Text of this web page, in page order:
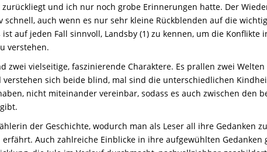
und ich nur noch grobe Erinnerungen hatte. Der
schnell, auch wenn es nur sehr kleine Rückblenden auf die
ist auf jeden Fall sinnvoll, Landsby (1) zu kennen, um die Konflikte
verstehen.
zwei vielseitige, faszinierende Charaktere. Es prallen zwei Welten
verstehen sich beide blind, mal sind die unterschiedlichen
nicht miteinander vereinbar, sodass es auch zwischen den
der Geschichte, wodurch man als Leser all ihre Gedanken
erfährt. Auch zahlreiche Einblicke in ihre aufgewühlten Gedanken